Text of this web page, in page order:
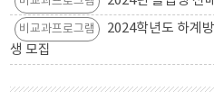
비교과프로그램
2024학년도 하계
생 모집